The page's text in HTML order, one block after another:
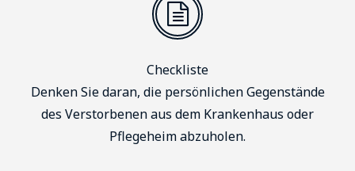
Checkliste
Denken Sie daran, die persönlichen Gegenstände
des Verstorbenen aus dem Krankenhaus oder
Pflegeheim abzuholen.